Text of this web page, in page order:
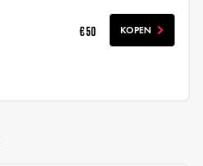
€ 50 KOPEN